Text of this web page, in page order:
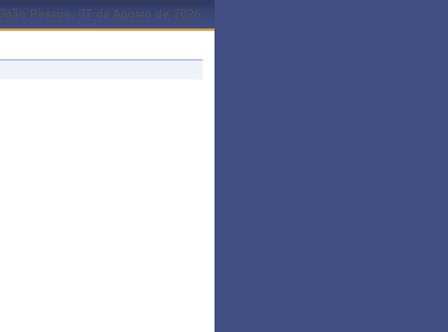
João Pessoa, 07 de Agosto de 2026